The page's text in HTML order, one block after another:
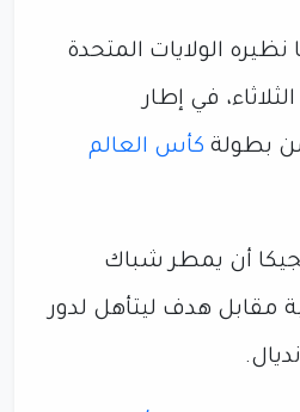
الولايات المتحدة
في إطار
كأس العالم
أن يمطر شباك
مقابل هدف ليتأهل لدور